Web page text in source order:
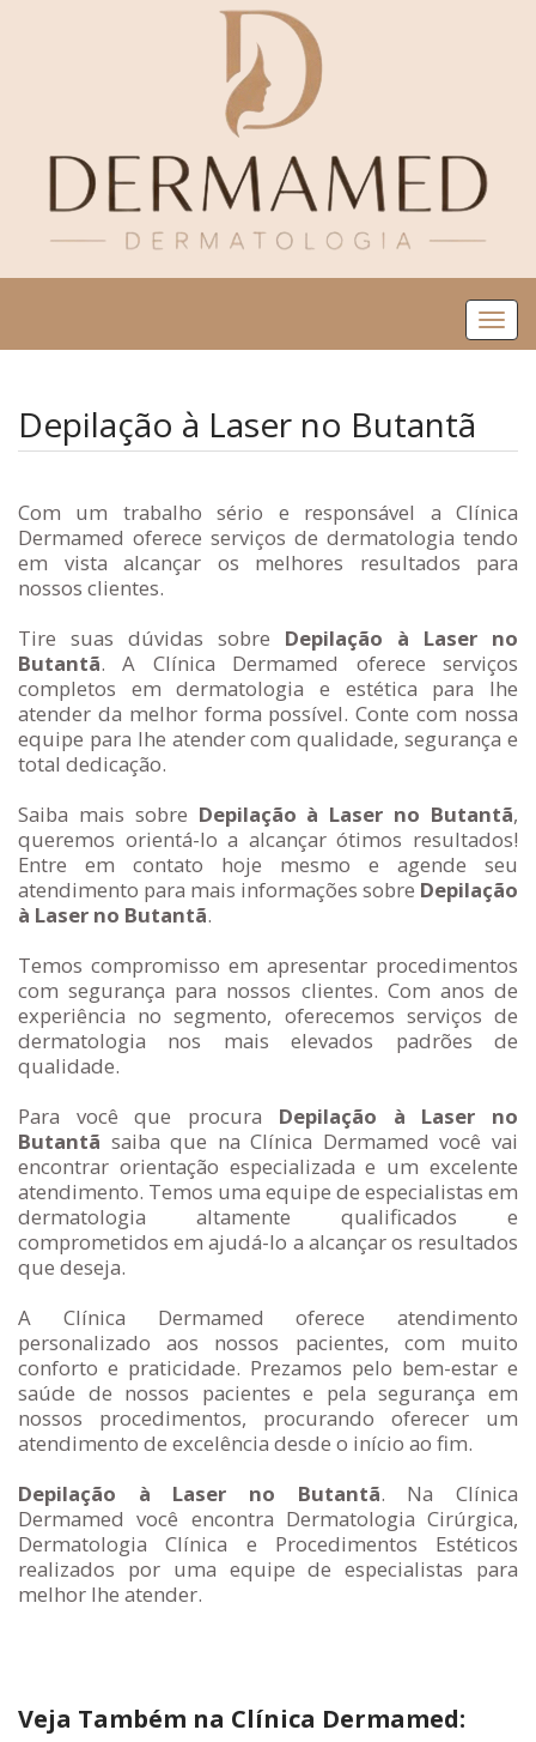
Depilação à Laser no Butantã
Com um trabalho sério e responsável a Clínica
Dermamed oferece serviços de dermatologia tendo
em vista alcançar os melhores resultados para
nossos clientes.
Tire suas dúvidas sobre Depilação à Laser no
Butantã. A Clínica Dermamed oferece serviços
completos em dermatologia e estética para lhe
atender da melhor forma possível. Conte com nossa
equipe para lhe atender com qualidade, segurança e
total dedicação.
Saiba mais sobre Depilação à Laser no Butantã,
queremos orientá-lo a alcançar ótimos resultados!
Entre em contato hoje mesmo e agende seu
atendimento para mais informações sobre Depilação
à Laser no Butantã.
Temos compromisso em apresentar procedimentos
com segurança para nossos clientes. Com anos de
experiência no segmento, oferecemos serviços de
dermatologia nos mais elevados padrões de
qualidade.
Para você que procura Depilação à Laser no
Butantã saiba que na Clínica Dermamed você vai
encontrar orientação especializada e um excelente
atendimento. Temos uma equipe de especialistas em
dermatologia altamente qualificados e
comprometidos em ajudá-lo a alcançar os resultados
que deseja.
A Clínica Dermamed oferece atendimento
personalizado aos nossos pacientes, com muito
conforto e praticidade. Prezamos pelo bem-estar e
saúde de nossos pacientes e pela segurança em
nossos procedimentos, procurando oferecer um
atendimento de excelência desde o início ao fim.
Depilação à Laser no Butantã. Na Clínica
Dermamed você encontra Dermatologia Cirúrgica,
Dermatologia Clínica e Procedimentos Estéticos
realizados por uma equipe de especialistas para
melhor lhe atender.
Veja Também na Clínica Dermamed: